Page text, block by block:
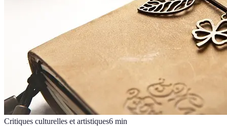
Critiques culturelles et artistiques6 min